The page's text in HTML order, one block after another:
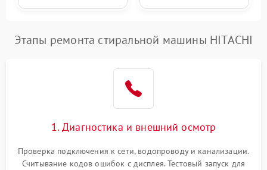
Этапы ремонта стиральной машины HITACHI
1. Диагностика и внешний осмотр
Проверка подключения к сети, водопроводу и канализации.
Считывание кодов ошибок с дисплея. Тестовый запуск для